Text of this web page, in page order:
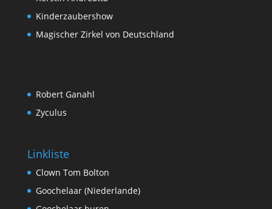
Kinderzaubershow
Magischer Zirkel von Deutschland
Robert Ganahl
Zyculus
Linkliste
Clown Tom Bolton
Goochelaar (Niederlande)